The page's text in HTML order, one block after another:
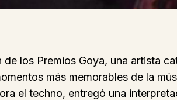
los Premios Goya, una artista
más memorables de la
el techno, entregó una